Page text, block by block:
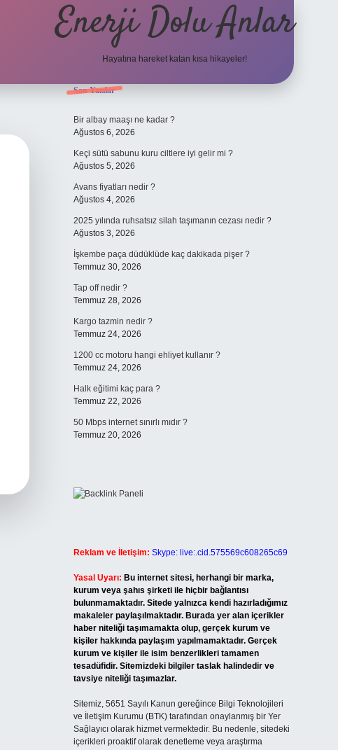
Enerji Dolu Anlar
Hayatına hareket katan kısa hikayeler!
Sidebar
Son Yazılar
Bir albay maaşı ne kadar ?
Ağustos 6, 2026
Keçi sütü sabunu kuru ciltlere iyi gelir mi ?
Ağustos 5, 2026
Avans fiyatları nedir ?
Ağustos 4, 2026
2025 yılında ruhsatsız silah taşımanın cezası nedir ?
Ağustos 3, 2026
İşkembe paça düdüklüde kaç dakikada pişer ?
Temmuz 30, 2026
Tap off nedir ?
Temmuz 28, 2026
Kargo tazmin nedir ?
Temmuz 24, 2026
1200 cc motoru hangi ehliyet kullanır ?
Temmuz 24, 2026
Halk eğitimi kaç para ?
Temmuz 22, 2026
50 Mbps internet sınırlı mıdır ?
Temmuz 20, 2026
Reklam ve İletişim: Skype: live:.cid.575569c608265c69
Yasal Uyarı: Bu internet sitesi, herhangi bir marka,
kurum veya şahıs şirketi ile hiçbir bağlantısı
bulunmamaktadır. Sitede yalnızca kendi hazırladığımız
makaleler paylaşılmaktadır. Burada yer alan içerikler
haber niteliği taşımamakta olup, gerçek kurum ve
kişiler hakkında paylaşım yapılmamaktadır. Gerçek
kurum ve kişiler ile isim benzerlikleri tamamen
tesadüfidir. Sitemizdeki bilgiler taslak halindedir ve
tavsiye niteliği taşımazlar.
Sitemiz, 5651 Sayılı Kanun gereğince Bilgi Teknolojileri
ve İletişim Kurumu (BTK) tarafından onaylanmış bir Yer
Sağlayıcı olarak hizmet vermektedir. Bu nedenle, sitedeki
içerikleri proaktif olarak denetleme veya araştırma